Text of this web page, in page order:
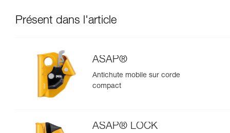
Présent dans l'article
ASAP®
Antichute mobile sur corde
compact
ASAP® LOCK